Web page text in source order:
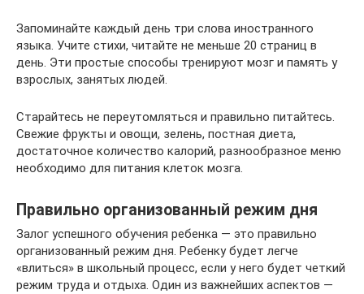
Запоминайте каждый день три слова иностранного
языка. Учите стихи, читайте не меньше 20 страниц в
день. Эти простые способы тренируют мозг и память у
взрослых, занятых людей.
Старайтесь не переутомляться и правильно питайтесь.
Свежие фрукты и овощи, зелень, постная диета,
достаточное количество калорий, разнообразное меню
необходимо для питания клеток мозга.
Правильно организованный режим дня
Залог успешного обучения ребенка — это правильно
организованный режим дня. Ребенку будет легче
«влиться» в школьный процесс, если у него будет четкий
режим труда и отдыха. Один из важнейших аспектов —